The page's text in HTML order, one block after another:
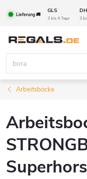
InhaltLieferung 🚚
GLS
3 bis 4 Tage 3
Arbeitsböcke